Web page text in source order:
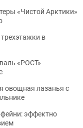
«Чистой Арктики»
в
«РОСТ»
овощная лазанья с
эффектно